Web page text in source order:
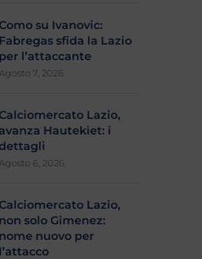
Como su Ivanovic:
Fabregas sfida la Lazio
per l’attaccante
Agosto 7, 2026
Calciomercato Lazio,
avanza Hautekiet: i
Agosto 6, 2026
Calciomercato Lazio,
non solo Gimenez:
nome nuovo per
l’attacco